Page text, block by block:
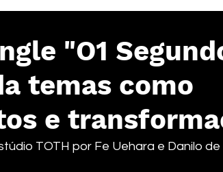
"O1
temas como
e
TOTH por Fe Uehara e Danilo de